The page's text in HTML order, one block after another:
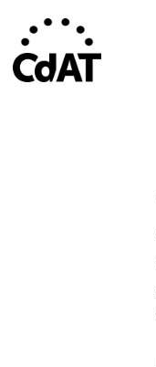
main
content